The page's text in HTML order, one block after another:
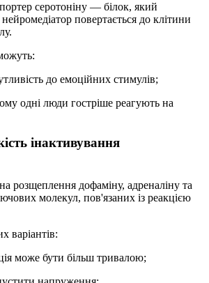
серотоніну — білок, який
повертається до клітини
до емоційних стимулів;
одні люди гостріше реагують на
інактивування
розщеплення дофаміну, адреналіну та
молекул, пов'язаних із реакцією
варіантів:
може бути більш тривалою;